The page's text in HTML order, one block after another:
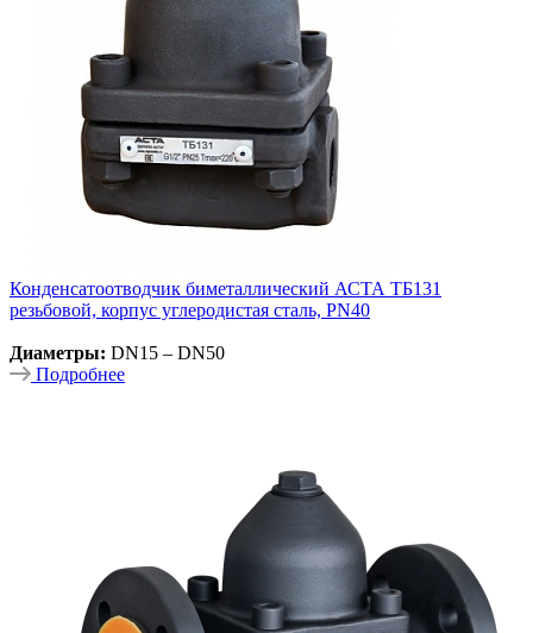
Конденсатоотводчик биметаллический АСТА ТБ131
резьбовой, корпус углеродистая сталь, PN40
Диаметры: DN15 – DN50
Подробнее